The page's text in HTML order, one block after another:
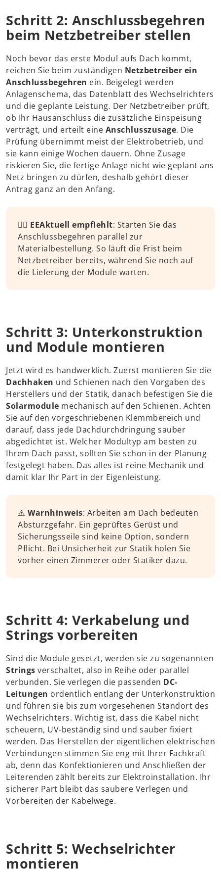
Schritt 2: Anschlussbegehren
beim Netzbetreiber stellen
Noch bevor das erste Modul aufs Dach kommt,
reichen Sie beim zuständigen Netzbetreiber ein
Anschlussbegehren ein. Beigelegt werden
Anlagenschema, das Datenblatt des Wechselrichters
und die geplante Leistung. Der Netzbetreiber prüft,
ob Ihr Hausanschluss die zusätzliche Einspeisung
verträgt, und erteilt eine Anschlusszusage. Die
Prüfung übernimmt meist der Elektrobetrieb, und
sie kann einige Wochen dauern. Ohne Zusage
riskieren Sie, die fertige Anlage nicht wie geplant ans
Netz bringen zu dürfen, deshalb gehört dieser
Antrag ganz an den Anfang.
👉🏼 EEAktuell empfiehlt: Starten Sie das
Anschlussbegehren parallel zur
Materialbestellung. So läuft die Frist beim
Netzbetreiber bereits, während Sie noch auf
die Lieferung der Module warten.
Schritt 3: Unterkonstruktion
und Module montieren
Jetzt wird es handwerklich. Zuerst montieren Sie die
Dachhaken und Schienen nach den Vorgaben des
Herstellers und der Statik, danach befestigen Sie die
Solarmodule mechanisch auf den Schienen. Achten
Sie auf den vorgeschriebenen Klemmbereich und
darauf, dass jede Dachdurchdringung sauber
abgedichtet ist. Welcher Modultyp am besten zu
Ihrem Dach passt, sollten Sie schon in der Planung
festgelegt haben. Das alles ist reine Mechanik und
damit klar Ihr Part in der Eigenleistung.
⚠️ Warnhinweis: Arbeiten am Dach bedeuten
Absturzgefahr. Ein geprüftes Gerüst und
Sicherungsseile sind keine Option, sondern
Pflicht. Bei Unsicherheit zur Statik holen Sie
vorher einen Zimmerer oder Statiker dazu.
Schritt 4: Verkabelung und
Strings vorbereiten
Sind die Module gesetzt, werden sie zu sogenannten
Strings verschaltet, also in Reihe oder parallel
verbunden. Sie verlegen die passenden DC-
Leitungen ordentlich entlang der Unterkonstruktion
und führen sie bis zum vorgesehenen Standort des
Wechselrichters. Wichtig ist, dass die Kabel nicht
scheuern, UV-beständig sind und sauber fixiert
werden. Das Herstellen der eigentlichen elektrischen
Verbindungen stimmen Sie eng mit Ihrer Fachkraft
ab, denn das Konfektionieren und Anschließen der
Leiterenden zählt bereits zur Elektroinstallation. Ihr
sicherer Part bleibt das saubere Verlegen und
Vorbereiten der Kabelwege.
Schritt 5: Wechselrichter
montieren
Ich akzeptiere alle
Individuelle Datenschutz-Präferenzen
Nur essenzielle Cookies akzeptieren
Präferenzen Datenschutzerklärung
Impressum